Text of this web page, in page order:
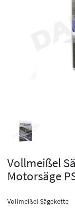
Vollmeißel
Motorsäge
Vollmeißel Sägekette